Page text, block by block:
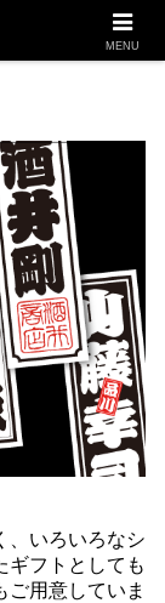
買物かご
、いろいろなシ
ギフトとしても
用意していま
MENU